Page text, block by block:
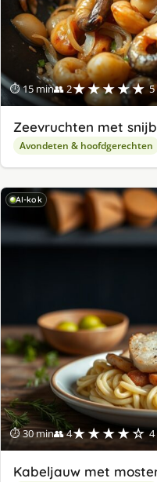
⏱ 15 min👥 2★★★★★
Zeevruchten met
Avondeten & hoofdgerechten
AI-kok
⏱ 30 min👥 4★★★★☆
Kabeljauw met